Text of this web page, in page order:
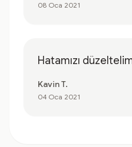
08 Oca 2021
Hatamızı
Kavin T.
04 Oca 2021